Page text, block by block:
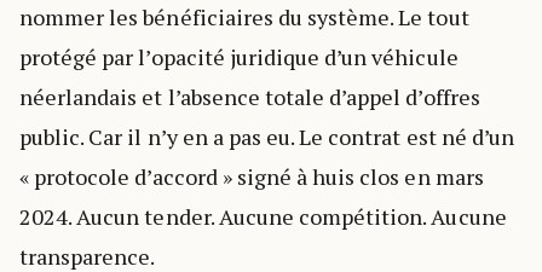
nommer les bénéficiaires du système. Le tout
protégé par l’opacité juridique d’un véhicule
néerlandais et l’absence totale d’appel d’offres
public. Car il n’y en a pas eu. Le contrat est né d’un
« protocole d’accord » signé à huis clos en mars
2024. Aucun tender. Aucune compétition. Aucune
transparence.